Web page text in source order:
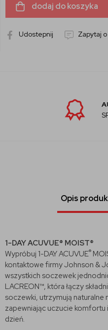
dodaj do koszyka
Udostepnij Zapytaj
Opis
1-DAY ACUVUE® MOIST®
Wypróbuj 1-DAY ACUVUE®
kontaktowe firmy Johnson &
wszystkich soczewek
LACREON™, która łączy
soczewki, utrzymują naturalne
zapewniając uczucie komfortu
dzień.